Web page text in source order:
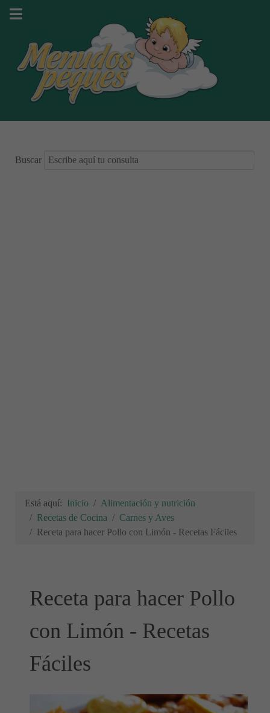
Buscar
Está aquí: Inicio
Alimentación y nutrición
Recetas de Cocina
Carnes y Aves
Receta para hacer Pollo con Limón - Recetas Fáciles
Receta para hacer Pollo
con Limón - Recetas
Fáciles